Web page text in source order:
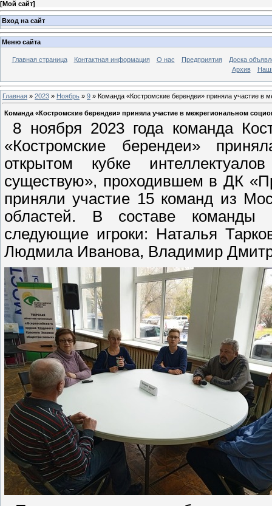
[Мой сайт]
Вход на сайт
Меню сайта
Главная страница Контактная информация О нас Предприятия
Доска
Архив
Главная » 2023 » Ноябрь » 9 » Команда «Костромские берендеи» приняла участие в
Команда «Костромские берендеи» приняла участие в межрегиональном
8 ноября 2023 года команда
«Костромские берендеи»
открытом кубке
существую», проходившем в ДК
приняли участие 15 команд из
областей. В составе команды
следующие игроки: Наталья
Людмила Иванова, Владимир